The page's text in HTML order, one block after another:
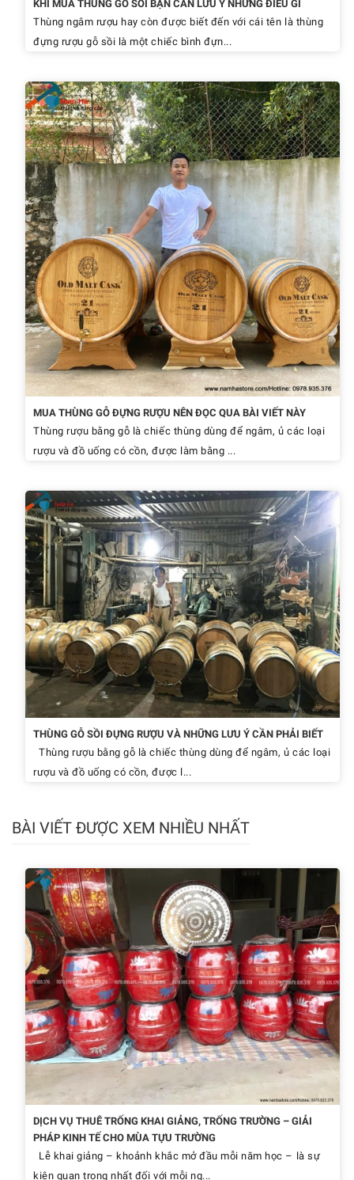
KHI MUA THÙNG GỖ SỒI BẠN CẦN LƯU Ý NHỮNG ĐIỀU GÌ
Thùng ngâm rượu hay còn được biết đến với cái tên là thùng
đựng rượu gỗ sồi là một chiếc bình đựn...
MUA THÙNG GỖ ĐỰNG RƯỢU NÊN ĐỌC QUA BÀI VIẾT NÀY
Thùng rượu bằng gỗ là chiếc thùng dùng để ngâm, ủ các loại
rượu và đồ uống có cồn, được làm bằng ...
THÙNG GỖ SỒI ĐỰNG RƯỢU VÀ NHỮNG LƯU Ý CẦN PHẢI BIẾT
Thùng rượu bằng gỗ là chiếc thùng dùng để ngâm, ủ các loại
rượu và đồ uống có cồn, được l...
BÀI VIẾT ĐƯỢC XEM NHIỀU NHẤT
DỊCH VỤ THUÊ TRỐNG KHAI GIẢNG, TRỐNG TRƯỜNG – GIẢI
PHÁP KINH TẾ CHO MÙA TỰU TRƯỜNG
Lễ khai giảng – khoảnh khắc mở đầu mỗi năm học – là sự
kiện quan trọng nhất đối với mỗi ng...